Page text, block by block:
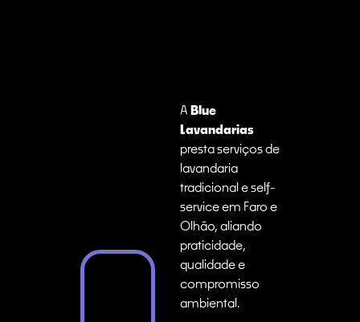
A Blue
Lavandarias
presta serviços de
lavandaria
tradicional e self-
service em Faro e
Olhão, aliando
praticidade,
qualidade e
compromisso
ambiental.